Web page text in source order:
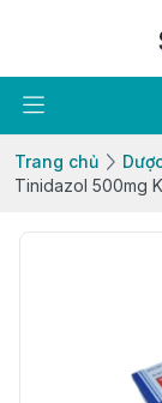
Trang chủ
Tinidazol 500mg